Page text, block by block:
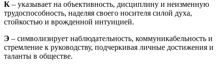
К – указывает на объективность, дисциплину и неизменную
трудоспособность, наделяя своего носителя силой духа,
стойкостью и врожденной интуицией.
Э – символизирует наблюдательность, коммуникабельность и
стремление к руководству, подчеркивая личные достижения и
таланты в обществе.